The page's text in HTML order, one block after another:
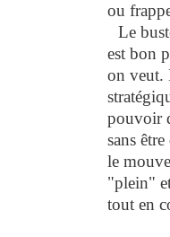
ou
Le
est bon
on veut.
pouvoir
sans
le
"plein"
tout en